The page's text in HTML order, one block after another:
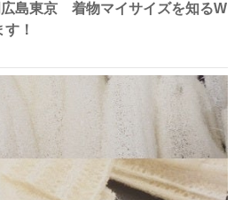
広島東京 着物マイサイズを知るW
！